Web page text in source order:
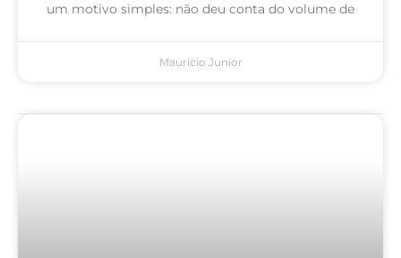
um motivo simples: não deu conta do volume de
Mauricio Junior